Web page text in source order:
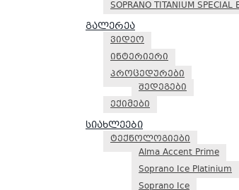
SOPRANO TITANIUM
გალერეა
ვიდეო
ინტერიერი
პროცედურები
შედეგები
ექიმები
სიახლეები
ტექნოლოგიები
Alma Accent Prime
Soprano Ice Platinium
Soprano Ice